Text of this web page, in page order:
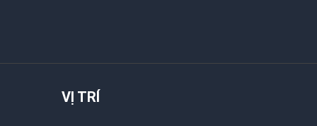
VỊ TRÍ